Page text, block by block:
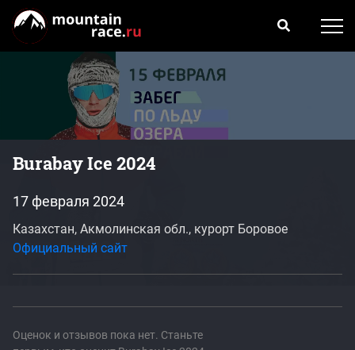
Burabay Ice 2024
Оценок и отзывов пока нет. Станьте
17 февраля 2024
Казахстан, Акмолинская обл., курорт Боровое
Официальный сайт